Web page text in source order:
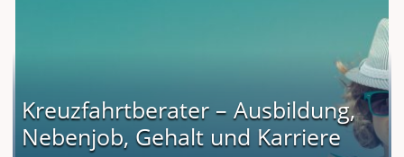
Kreuzfahrtberater – Ausbildung,
Nebenjob, Gehalt und Karriere